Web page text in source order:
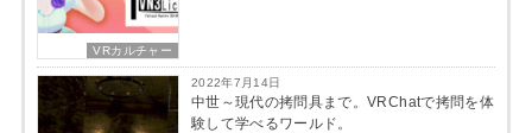
VRカルチャー
2022年7月14日
中世～現代の拷問具まで。VRChatで拷問を体
験して学べるワールド。